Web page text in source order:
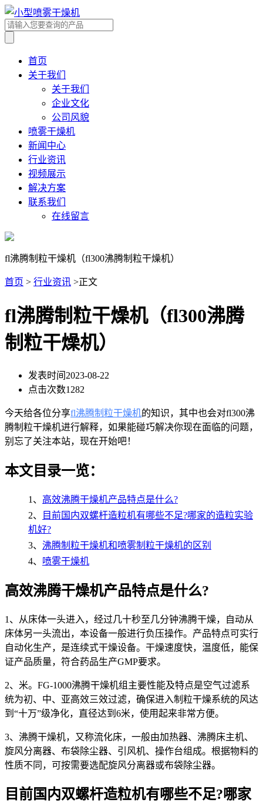
首页
关于我们
关于我们
企业文化
公司风貌
喷雾干燥机
新闻中心
行业资讯
视频展示
解决方案
联系我们
在线留言
fl沸腾制粒干燥机（fl300沸腾制粒干燥机）
首页 > 行业资讯 >正文
fl沸腾制粒干燥机（fl300沸腾
制粒干燥机）
发表时间 2023-08-22
点击次数1282
今天给各位分享fl沸腾制粒干燥机的知识，其中也会对fl300沸
腾制粒干燥机进行解释，如果能碰巧解决你现在面临的问题，
别忘了关注本站，现在开始吧！
本文目录一览：
1、 高效沸腾干燥机产品特点是什么?
2、
目前国内双螺杆造粒机有哪些不足?哪家的造粒实验
机好?
3、 沸腾制粒干燥机和喷雾制粒干燥机的区别
4、 喷雾干燥机
高效沸腾干燥机产品特点是什么?
1、从床体一头进入，经过几十秒至几分钟沸腾干燥，自动从
床体另一头流出，本设备一般进行负压操作。产品特点可实行
自动化生产，是连续式干燥设备。干燥速度快，温度低，能保
证产品质量，符合药品生产GMP要求。
2、米。FG-1000沸腾干燥机组主要性能及特点是空气过滤系
统为初、中、亚高效三效过滤，确保进入制粒干燥系统的风达
到“十万”级净化，直径达到6米，使用起来非常方便。
3、沸腾干燥机，又称流化床，一般由加热器、沸腾床主机、
旋风分离器、布袋除尘器、引风机、操作台组成。根据物料的
性质不同，可按需要选配旋风分离器或布袋除尘器。
目前国内双螺杆造粒机有哪些不足?哪家